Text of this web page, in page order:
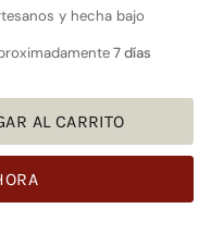
y hecha bajo
7 días
AL CARRITO